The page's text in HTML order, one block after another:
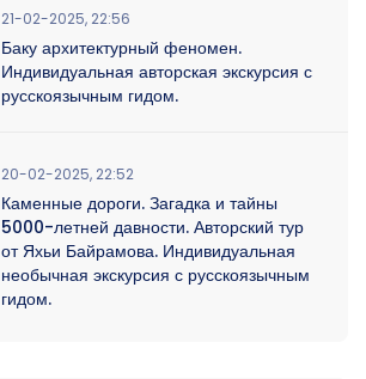
21-02-2025, 22:56
Баку архитектурный феномен.
Индивидуальная авторская экскурсия с
русскоязычным гидом.
20-02-2025, 22:52
Каменные дороги. Загадка и тайны
5000-летней давности. Авторский тур
от Яхьи Байрамова. Индивидуальная
необычная экскурсия с русскоязычным
гидом.